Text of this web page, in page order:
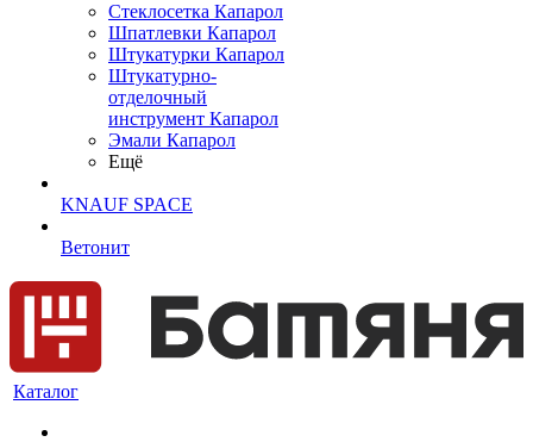
Cтеклосетка Капарол
Шпатлевки Капарол
Штукатурки Капарол
Штукатурно-
отделочный
инструмент Капарол
Эмали Капарол
Ещё
KNAUF SPACE
Ветонит
Каталог